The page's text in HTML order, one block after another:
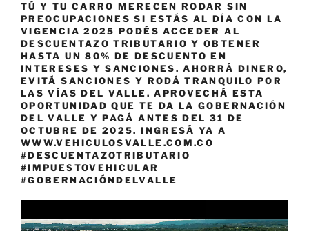
TÚ Y TU CARRO MERECEN RODAR SIN
PREOCUPACIONES SI ESTÁS AL DÍA CON LA
VIGENCIA 2025 PODÉS ACCEDER AL
DESCUENTAZO TRIBUTARIO Y OBTENER
HASTA UN 80% DE DESCUENTO EN
INTERESES Y SANCIONES. AHORRÁ DINERO,
EVITÁ SANCIONES Y RODÁ TRANQUILO POR
LAS VÍAS DEL VALLE. APROVECHÁ ESTA
OPORTUNIDAD QUE TE DA LA GOBERNACIÓN
DEL VALLE Y PAGÁ ANTES DEL 31 DE
OCTUBRE DE 2025. INGRESÁ YA A
WWW.VEHICULOSVALLE.COM.CO
#DESCUENTAZOTRIBUTARIO
#IMPUESTOVEHICULAR
#GOBERNACIÓNDELVALLE
de